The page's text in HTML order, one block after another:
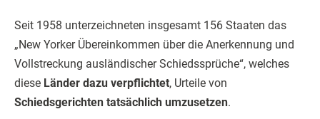
Seit 1958 unterzeichneten insgesamt 156 Staaten das
„New Yorker Übereinkommen über die Anerkennung und
Vollstreckung ausländischer Schiedssprüche“, welches
diese Länder dazu verpflichtet, Urteile von
Schiedsgerichten tatsächlich umzusetzen.